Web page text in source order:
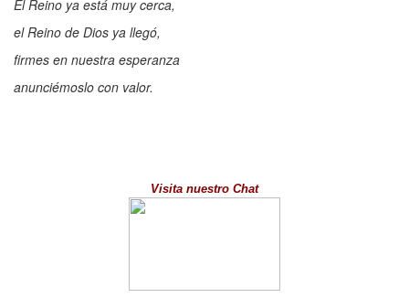
El Reino ya está muy cerca,
el Reino de Dios ya llegó,
firmes en nuestra esperanza
anunciémoslo con valor.
Visita nuestro Chat